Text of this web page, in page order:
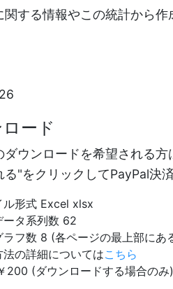
関する情報やこの統計から
ード
ダウンロードを希望される
る"をクリックしてPayPal決
ル形式 Excel xlsx
ータ系列数 62
ラフ数 8 (各ページの最上部に
法の詳細についてはこちら
200 (ダウンロードする場合のみ)